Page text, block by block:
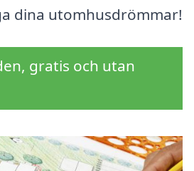
dina utomhusdrömmar!
gratis och utan